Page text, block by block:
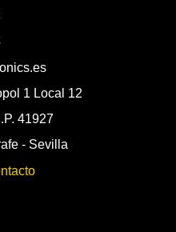
1 Local 12
41927
- Sevilla